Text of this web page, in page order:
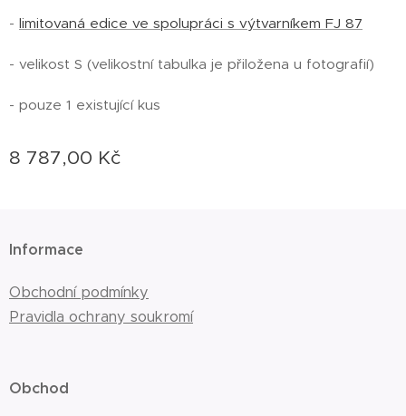
- limitovaná edice ve spolupráci s výtvarníkem FJ 87
- velikost S (velikostní tabulka je přiložena u fotografií)
- pouze 1 existující kus
8 787,00 Kč
Informace
Obchodní podmínky
Pravidla ochrany soukromí
Obchod